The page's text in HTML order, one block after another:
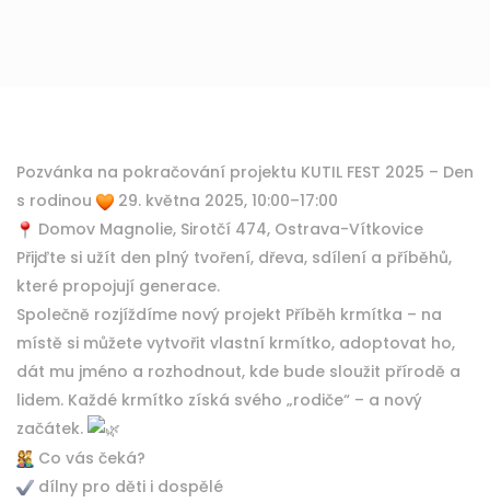
Pozvánka na pokračování projektu KUTIL FEST 2025 – Den
s rodinou
29. května 2025, 10:00–17:00
Domov Magnolie, Sirotčí 474, Ostrava-Vítkovice
Přijďte si užít den plný tvoření, dřeva, sdílení a příběhů,
které propojují generace.
Společně rozjíždíme nový projekt Příběh krmítka – na
místě si můžete vytvořit vlastní krmítko, adoptovat ho,
dát mu jméno a rozhodnout, kde bude sloužit přírodě a
lidem. Každé krmítko získá svého „rodiče“ – a nový
začátek.
Co vás čeká?
dílny pro děti i dospělé